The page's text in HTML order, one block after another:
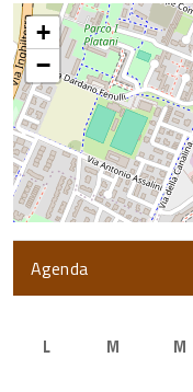
+
−
Agenda
L M M